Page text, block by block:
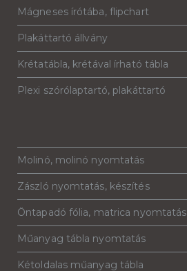
Mágneses írótába, flipchart
Plakáttartó állvány
Krétatábla, krétával írható tábla
Plexi szórólaptartó, plakáttartó
Molinó, molinó nyomtatás
Zászló nyomtatás, készítés
Öntapadó fólia, matrica nyomtatás
Műanyag tábla nyomtatás
Kétoldalas műanyag tábla